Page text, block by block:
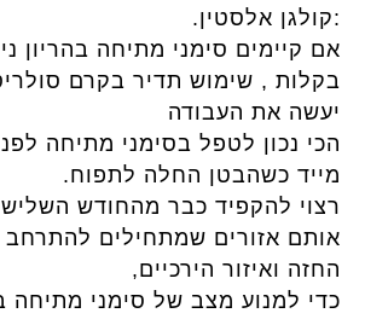
:קולגן אלסטין.
אם קיימים סימני מתיחה בהריון
בקלות , שימוש תדיר בקרם
יעשה את העבודה
הכי נכון לטפל בסימני מתיחה
מייד כשהבטן החלה לתפוח.
רצוי להקפיד כבר מהחודש
אותם אזורים שמתחילים להתרחב
החזה ואיזור הירכיים,
כדי למנוע מצב של סימני מתיחה